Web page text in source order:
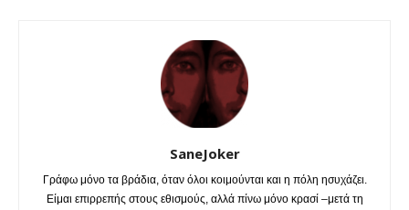
SaneJoker
Γράφω μόνο τα βράδια, όταν όλοι κοιμούνται και η πόλη ησυχάζει.
Είμαι επιρρεπής στους εθισμούς, αλλά πίνω μόνο κρασί –μετά τη